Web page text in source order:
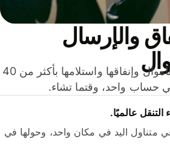
والإرسال
وفّر المال عند إرسال الأموال وإنفاقها واستلامها بأكثر من 40
واحد، وقتما تشاء.
عالميًا.
متناول اليد في مكان واحد، وحولها في